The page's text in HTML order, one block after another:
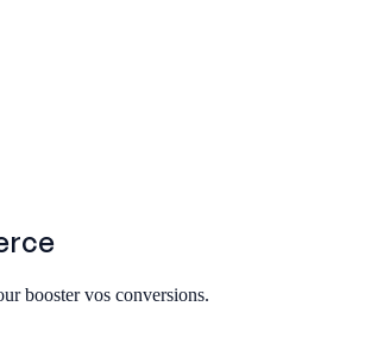
booster vos conversions.